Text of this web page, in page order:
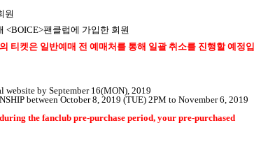
원
<BOICE>팬클럽에 가입한 회원
티켓은 일반예매 전 예매처를 통해 일괄 취소를 진행할 예정입
by September 16(MON), 2019
between October 8, 2019 (TUE) 2PM to November 6, 2019
the fanclub pre-purchase period, your pre-purchased